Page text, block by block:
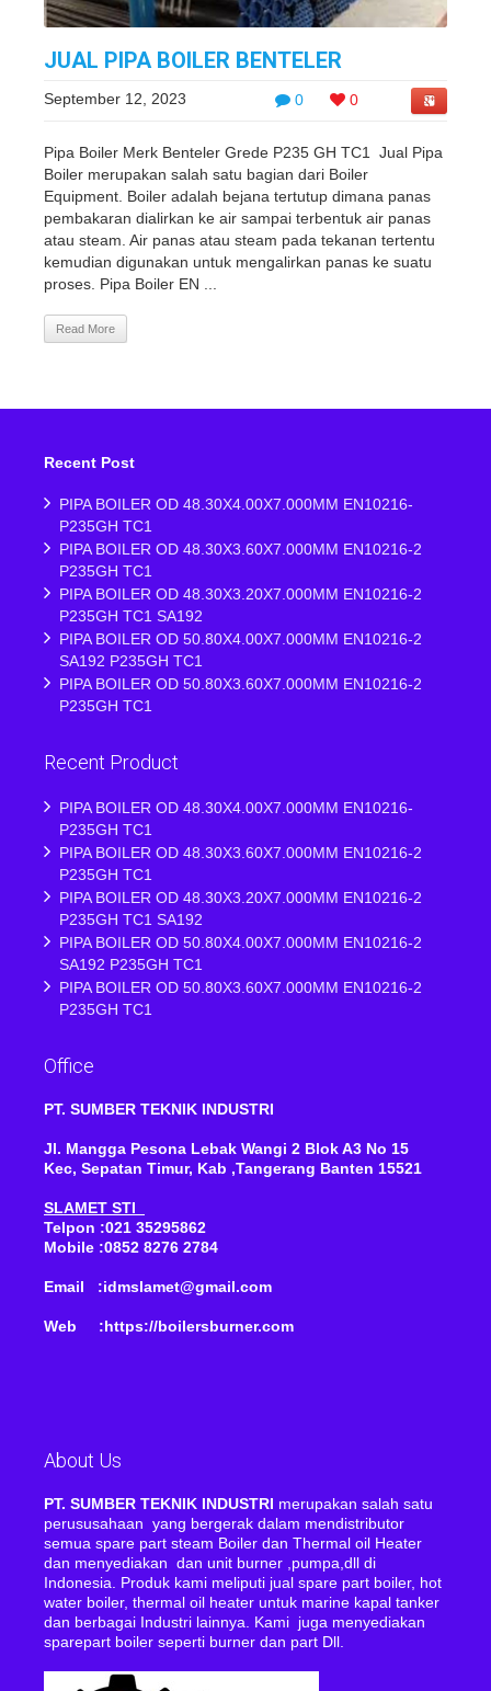
JUAL PIPA BOILER BENTELER
0 0
September 12, 2023
Pipa Boiler Merk Benteler Grede P235 GH TC1 Jual Pipa
Boiler merupakan salah satu bagian dari Boiler
Equipment. Boiler adalah bejana tertutup dimana panas
pembakaran dialirkan ke air sampai terbentuk air panas
atau steam. Air panas atau steam pada tekanan tertentu
kemudian digunakan untuk mengalirkan panas ke suatu
proses. Pipa Boiler EN ...
Read More
Recent Post
PIPA BOILER OD 48.30X4.00X7.000MM EN10216-
P235GH TC1
PIPA BOILER OD 48.30X3.60X7.000MM EN10216-2
P235GH TC1
PIPA BOILER OD 48.30X3.20X7.000MM EN10216-2
P235GH TC1 SA192
PIPA BOILER OD 50.80X4.00X7.000MM EN10216-2
SA192 P235GH TC1
PIPA BOILER OD 50.80X3.60X7.000MM EN10216-2
P235GH TC1
Recent Product
PIPA BOILER OD 48.30X4.00X7.000MM EN10216-
P235GH TC1
PIPA BOILER OD 48.30X3.60X7.000MM EN10216-2
P235GH TC1
PIPA BOILER OD 48.30X3.20X7.000MM EN10216-2
P235GH TC1 SA192
PIPA BOILER OD 50.80X4.00X7.000MM EN10216-2
SA192 P235GH TC1
PIPA BOILER OD 50.80X3.60X7.000MM EN10216-2
P235GH TC1
Office
PT. SUMBER TEKNIK INDUSTRI
Jl. Mangga Pesona Lebak Wangi 2 Blok A3 No 15
Kec, Sepatan Timur, Kab ,Tangerang Banten 15521
SLAMET STI
Telpon :021 35295862
Mobile :0852 8276 2784
Email :idmslamet@gmail.com
Web :https://boilersburner.com
About Us
PT. SUMBER TEKNIK INDUSTRI merupakan salah satu
perususahaan yang bergerak dalam mendistributor
semua spare part steam Boiler dan Thermal oil Heater
dan menyediakan dan unit burner ,pumpa,dll di
Indonesia. Produk kami meliputi jual spare part boiler, hot
water boiler, thermal oil heater untuk marine kapal tanker
dan berbagai Industri lainnya. Kami juga menyediakan
sparepart boiler seperti burner dan part Dll.